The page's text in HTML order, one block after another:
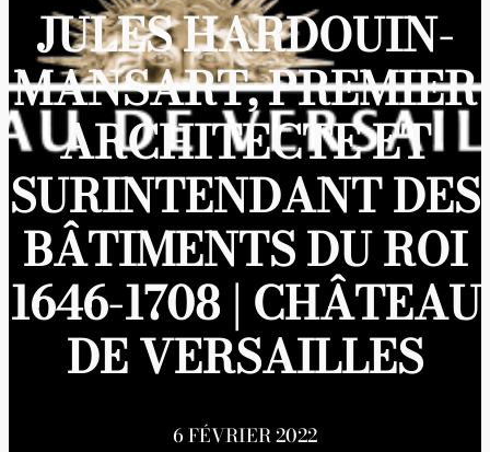
JULES HARDOUIN-
MANSART, PREMIER
ARCHITECTE ET
SURINTENDANT DES
BÂTIMENTS DU ROI
1646-1708 | CHÂTEAU
DE VERSAILLES
6 FÉVRIER 2022